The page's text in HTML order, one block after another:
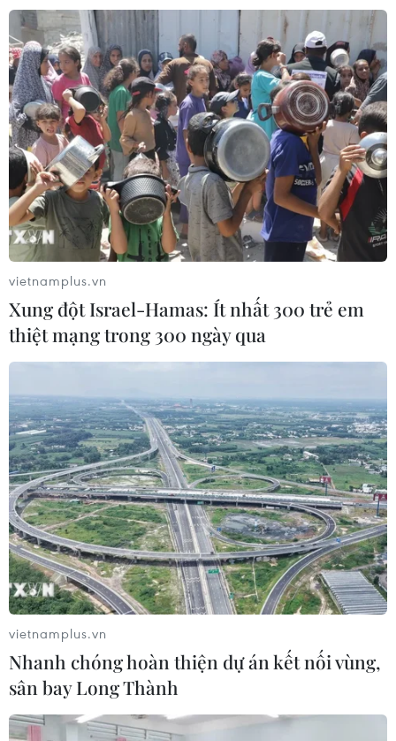
vietnamplus.vn
Xung đột Israel-Hamas: Ít nhất 300 trẻ em
thiệt mạng trong 300 ngày qua
vietnamplus.vn
Nhanh chóng hoàn thiện dự án kết nối vùng,
sân bay Long Thành